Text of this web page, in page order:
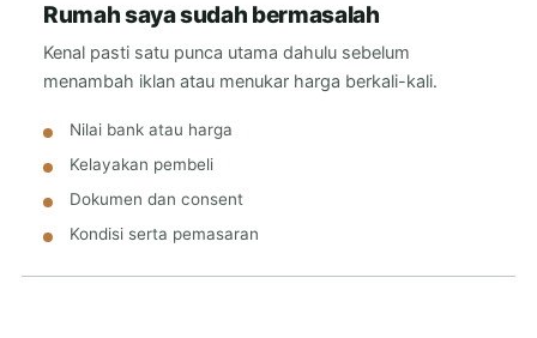
Rumah saya sudah bermasalah
Kenal pasti satu punca utama dahulu sebelum
menambah iklan atau menukar harga berkali-kali.
Nilai bank atau harga
Kelayakan pembeli
Dokumen dan consent
Kondisi serta pemasaran